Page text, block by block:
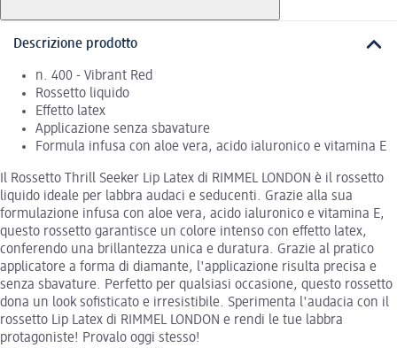
Descrizione prodotto
n. 400 - Vibrant Red
Rossetto liquido
Effetto latex
Applicazione senza sbavature
Formula infusa con aloe vera, acido ialuronico e vitamina E
Il Rossetto Thrill Seeker Lip Latex di RIMMEL LONDON è il rossetto
liquido ideale per labbra audaci e seducenti. Grazie alla sua
formulazione infusa con aloe vera, acido ialuronico e vitamina E,
questo rossetto garantisce un colore intenso con effetto latex,
conferendo una brillantezza unica e duratura. Grazie al pratico
applicatore a forma di diamante, l'applicazione risulta precisa e
senza sbavature. Perfetto per qualsiasi occasione, questo rossetto
dona un look sofisticato e irresistibile. Sperimenta l'audacia con il
rossetto Lip Latex di RIMMEL LONDON e rendi le tue labbra
protagoniste! Provalo oggi stesso!